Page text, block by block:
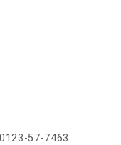
57-7463